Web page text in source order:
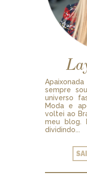
sempre
universo
Moda e
voltei ao
meu blog.
dividindo...